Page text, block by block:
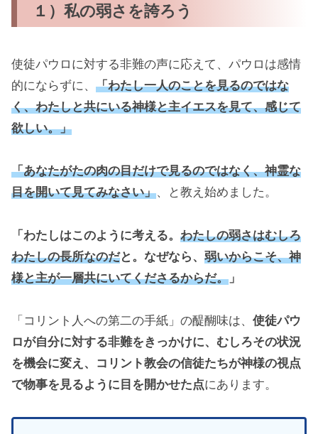
１）私の弱さを誇ろう
使徒パウロに対する非難の声に応えて、パウロは感情
的にならずに、 「わたし一人のことを見るのではな
く、わたしと共にいる神様と主イエスを見て、感じて
欲しい。」
「あなたがたの肉の目だけで見るのではなく、神霊な
目を開いて見てみなさい」、と教え始めました。
「わたしはこのように考える。 わたしの弱さはむしろ
わたしの長所なのだと。なぜなら、 弱いからこそ、神
様と主が一層共にいてくださるからだ。 」
「コリント人への第二の手紙」の醍醐味は、 使徒パウ
ロが自分に対する非難をきっかけに、むしろその状況
を機会に変え、コリント教会の信徒たちが神様の視点
で物事を見るように目を開かせた点にあります。